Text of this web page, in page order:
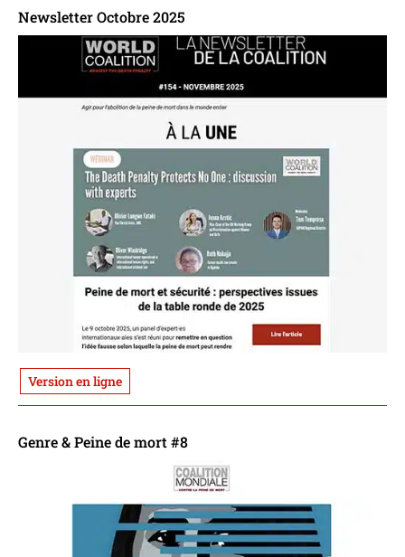
Newsletter Octobre 2025
Version en ligne
Genre & Peine de mort #8